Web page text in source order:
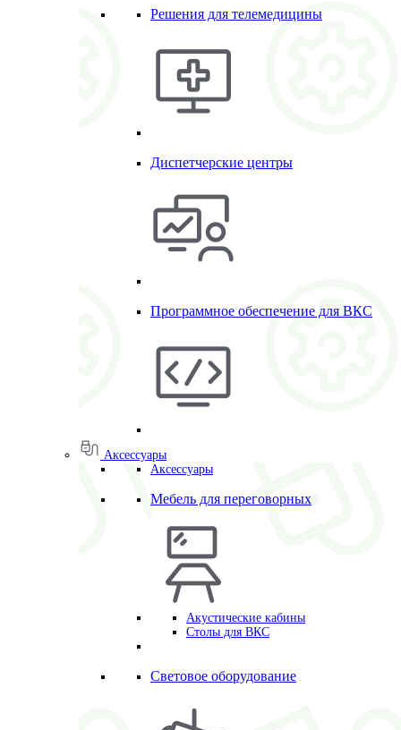
Решения для телемедицины
Диспетчерские центры
Программное обеспечение для ВКС
Аксессуары
Аксессуары
Мебель для переговорных
Акустические кабины
Столы для ВКС
Световое оборудование